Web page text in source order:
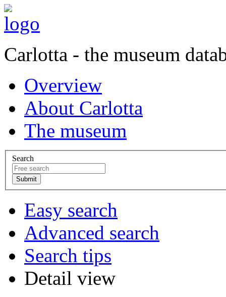
Carlotta - the museum
Overview
About Carlotta
The museum
Search
Easy search
Advanced search
Search tips
Detail view